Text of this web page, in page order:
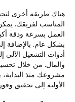
هناك طريقة أخرى
المناسب لفريقك.
العمل بسرعة ودقة
بشكل عام. بالإضافة
أدوات التشغيل الآلي
والمال. من خلال
مشروعك منذ
الأولية إلى تحقيق